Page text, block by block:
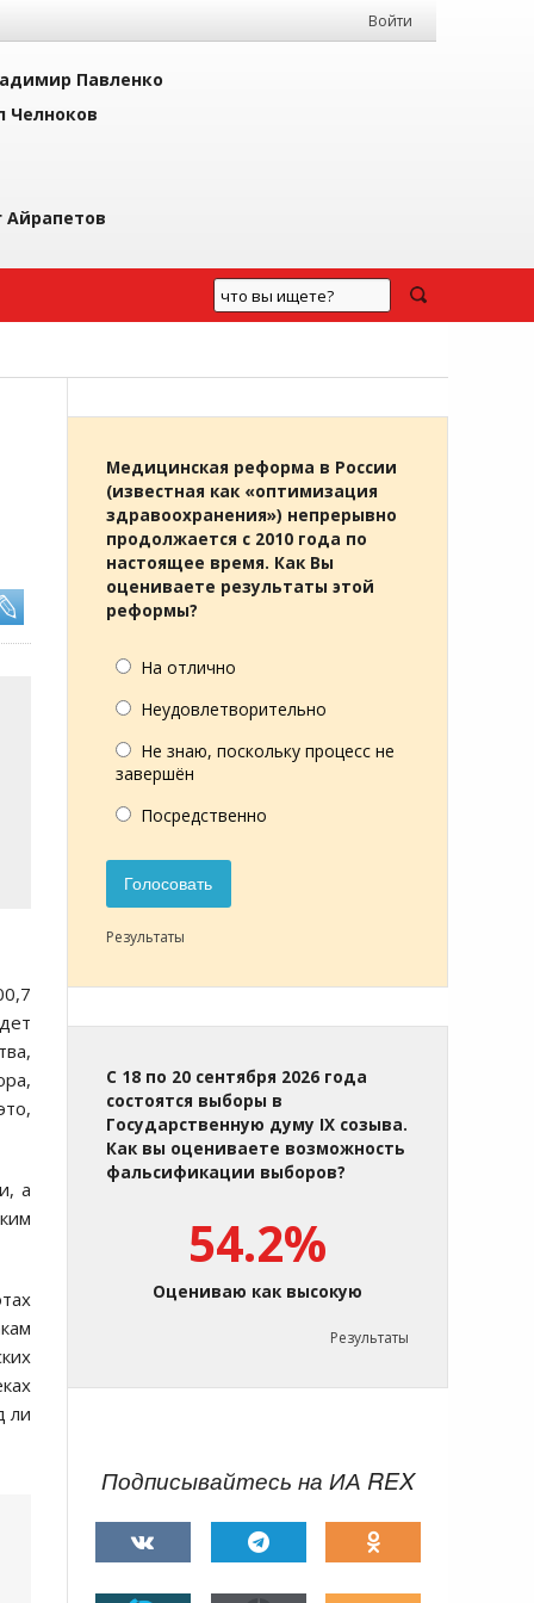
Войти
Павленко
Челноков
Айрапетов
а
ли
Медицинская реформа в России
(известная как «оптимизация
здравоохранения») непрерывно
продолжается с 2010 года по
настоящее время. Как Вы
оцениваете результаты этой
реформы?
На отлично
Неудовлетворительно
Не знаю, поскольку процесс не
завершён
Посредственно
Голосовать
Результаты
С 18 по 20 сентября 2026 года
состоятся выборы в
Государственную думу IX созыва.
Как вы оцениваете возможность
фальсификации выборов?
54.2%
Оцениваю как высокую
Результаты
Подписывайтесь на ИА REX